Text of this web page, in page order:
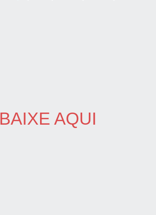
BAIXE AQUI